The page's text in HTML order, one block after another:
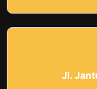
Jl.